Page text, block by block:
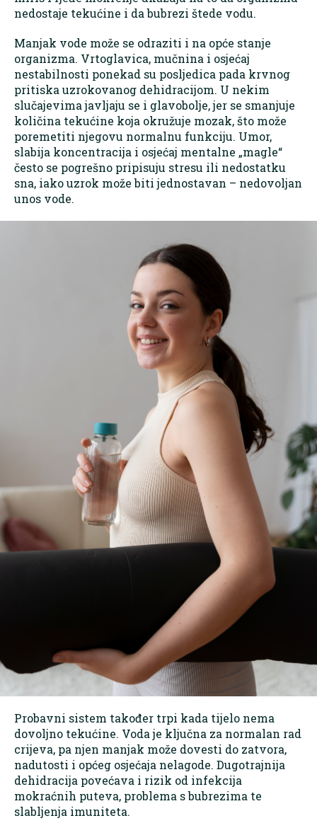
nedostaje tekućine i da bubrezi štede vodu.
Manjak vode može se odraziti i na opće stanje
organizma. Vrtoglavica, mučnina i osjećaj
nestabilnosti ponekad su posljedica pada krvnog
pritiska uzrokovanog dehidracijom. U nekim
slučajevima javljaju se i glavobolje, jer se smanjuje
količina tekućine koja okružuje mozak, što može
poremetiti njegovu normalnu funkciju. Umor,
slabija koncentracija i osjećaj mentalne „magle“
često se pogrešno pripisuju stresu ili nedostatku
sna, iako uzrok može biti jednostavan – nedovoljan
unos vode.
Probavni sistem također trpi kada tijelo nema
dovoljno tekućine. Voda je ključna za normalan rad
crijeva, pa njen manjak može dovesti do zatvora,
nadutosti i općeg osjećaja nelagode. Dugotrajnija
dehidracija povećava i rizik od infekcija
mokraćnih puteva, problema s bubrezima te
slabljenja imuniteta.